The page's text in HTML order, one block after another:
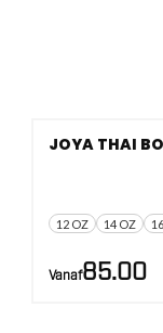
12 OZ 14 OZ
JOYA THAI
Vanaf85.00